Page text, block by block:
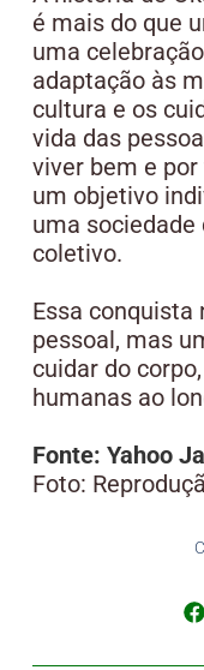
é mais do que
uma
adaptação às
cultura e os
vida das
viver bem e
um objetivo
uma
coletivo.
Essa conquista
pessoal, mas
cuidar do
humanas ao
Fonte: Yahoo
Foto: